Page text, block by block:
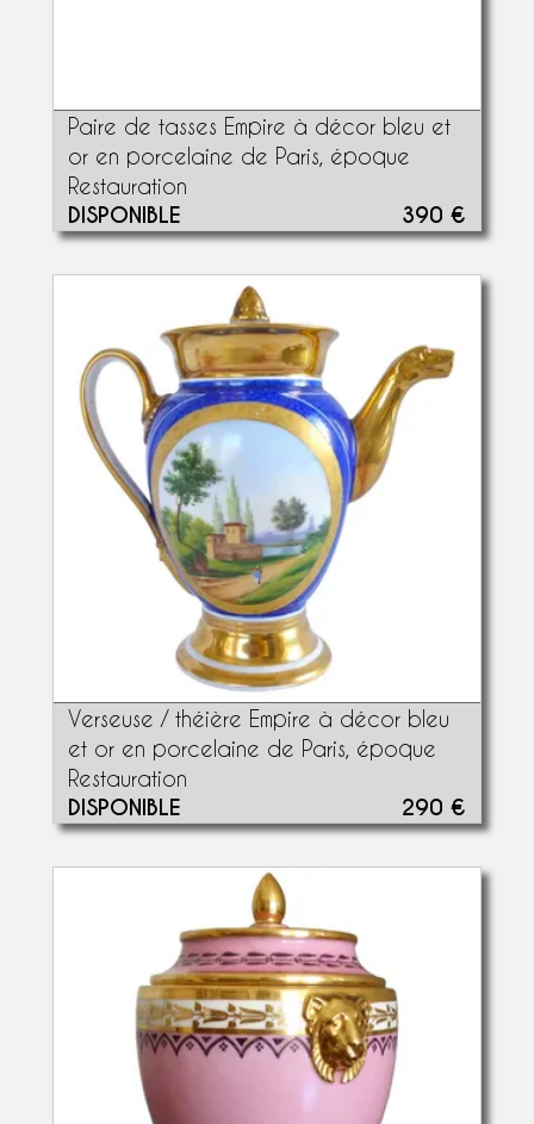
Paire de tasses Empire à décor bleu et
or en porcelaine de Paris, époque
Restauration
DISPONIBLE 390 €
Verseuse / théière Empire à décor bleu
et or en porcelaine de Paris, époque
Restauration
DISPONIBLE 290 €